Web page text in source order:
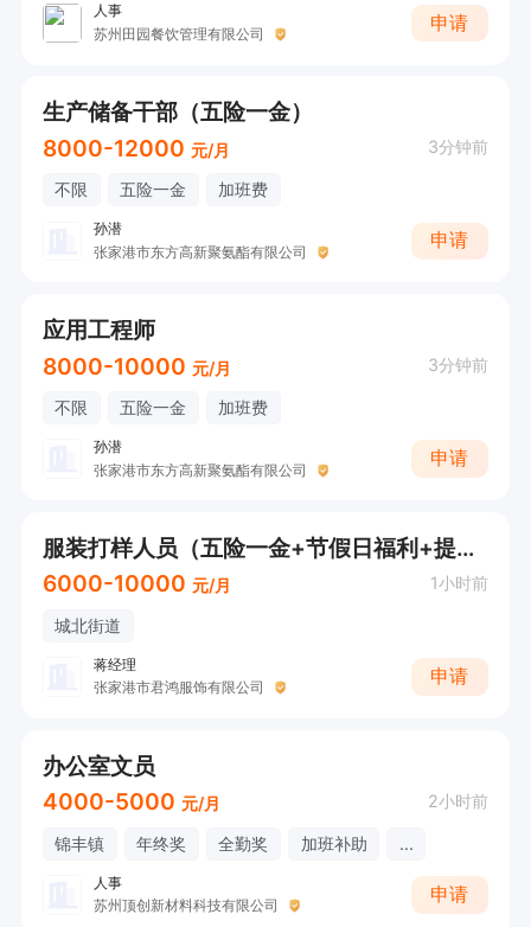
品）；
and assist when in need.
8. Other work assigned by superiors.
Qualifications 任职资格
1. College degree or above in mechanical engin
eering or related majors
  大专及以上学历，机械工程或相关专业背景
2. Minimum 1 year of technical service experie
nce in multinational manufacturing enterprises
(mechanical field preferred)
1年以上跨国制造企业技术服务经验（机械领域从
业者优先）
3. Frequent business travel required.接受高频
出差
4. Long-term commitment to company develop
人事
苏州田园餐饮管理有限公司
申请
生产储备干部（五险一金）
8000-12000 元/月 3分钟前
不限 五险一金 加班费
孙潜
张家港市东方高新聚氨酯有限公司
申请
应用工程师
8000-10000 元/月 3分钟前
不限 五险一金 加班费
孙潜
张家港市东方高新聚氨酯有限公司
申请
服装打样人员（五险一金+节假日福利+提供住宿和工作餐））
6000-10000 元/月 1小时前
城北街道
蒋经理
张家港市君鸿服饰有限公司
申请
办公室文员
4000-5000 元/月 2小时前
锦丰镇 年终奖 全勤奖 加班补助 ...
人事
苏州顶创新材料科技有限公司
申请